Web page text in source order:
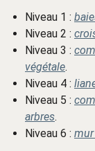
Niveau 1 :
Niveau 2 :
Niveau 3 :
végétale.
Niveau 4 :
Niveau 5 :
arbres.
Niveau 6 :